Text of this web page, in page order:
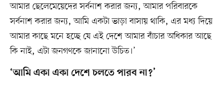
আমার ছেলেমেয়েদের সর্বনাশ করার জন্য, আমার পরিবারকে
সর্বনাশ করার জন্য, আমি একটা ভাড়া বাসায় থাকি, এর মধ্য দিয়ে
আমার কাছে মনে হচ্ছে যে এই দেশে আমার বাঁচার অধিকার আছে
কি নাই, এটা জনগণকে জানানো উচিত।’
‘আমি একা একা দেশে চলতে পারব না?’